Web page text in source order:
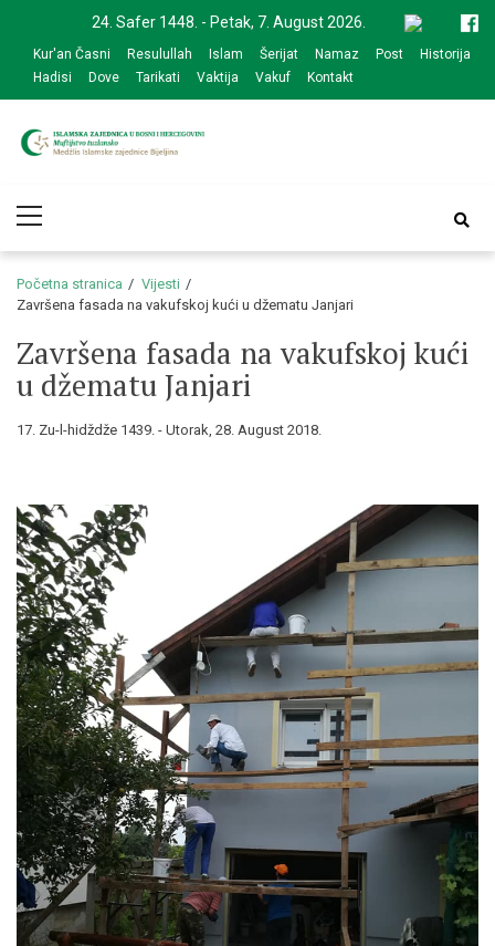
navigation
content
24. Safer 1448. - Petak, 7. August 2026.
Kur'an Časni Resulullah Islam Šerijat Namaz Post
Historija
Hadisi
Dove Tarikati Vaktija Vakuf Kontakt
zajednice Bijeljina
Menu
Početna stranica
Vijesti
Završena fasada na vakufskoj kući u džematu Janjari
Završena fasada na vakufskoj kući
u džematu Janjari
17. Zu-l-hidždže 1439. - Utorak, 28. August 2018.